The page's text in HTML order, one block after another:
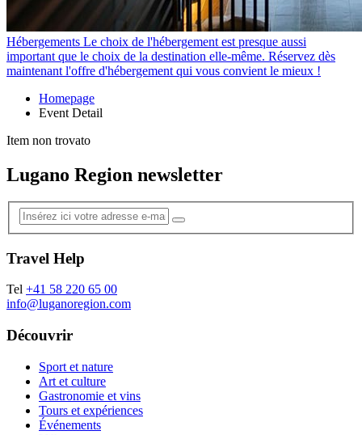
Hébergements Le choix de l'hébergement est presque aussi
important que le choix de la destination elle-même. Réservez dès
maintenant l'offre d'hébergement qui vous convient le mieux !
Homepage
Event Detail
Item non trovato
Lugano Region newsletter
Travel Help
Tel +41 58 220 65 00
info@luganoregion.com
Découvrir
Sport et nature
Art et culture
Gastronomie et vins
Tours et expériences
Événements